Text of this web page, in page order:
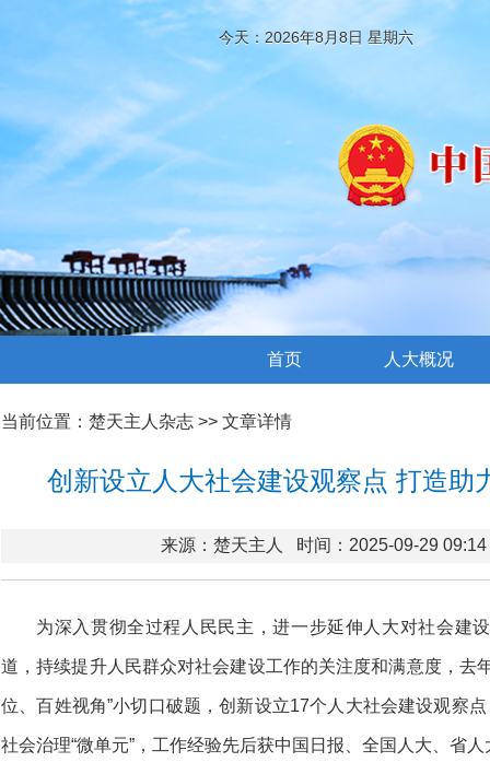
今天：2026年8月8日 星期六
首页 人大概况
当前位置： 楚天主人杂志 >> 文章详情
创新设立人大社会建设观察点 打造助
来源：楚天主人 时间：2025-09-29 09:14
为深入贯彻全过程人民民主，进一步延伸人大对社会建
道，持续提升人民群众对社会建设工作的关注度和满意度，去
位、百姓视角”小切口破题，创新设立17个人大社会建设观察
社会治理“微单元”，工作经验先后获中国日报、全国人大、省